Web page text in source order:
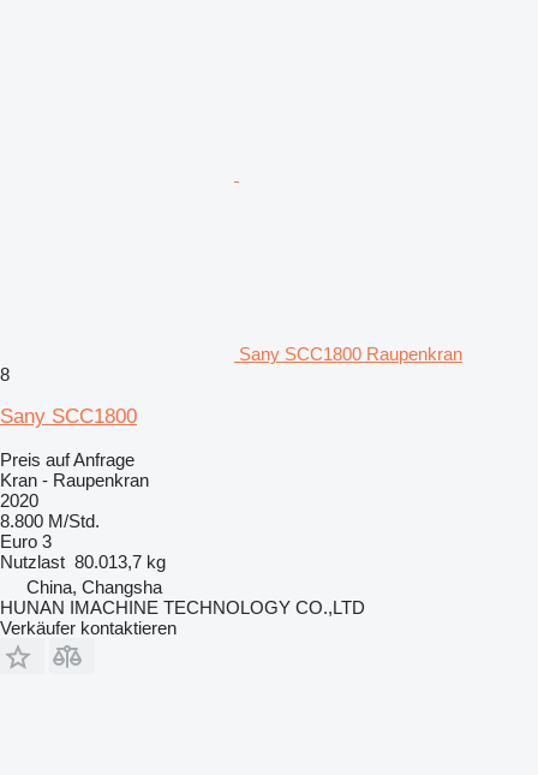
Sany SCC1800 Raupenkran
8
Sany SCC1800
Preis auf Anfrage
Kran - Raupenkran
2020
8.800 M/Std.
Euro 3
Nutzlast 80.013,7 kg
China, Changsha
HUNAN IMACHINE TECHNOLOGY CO.,LTD
Verkäufer kontaktieren